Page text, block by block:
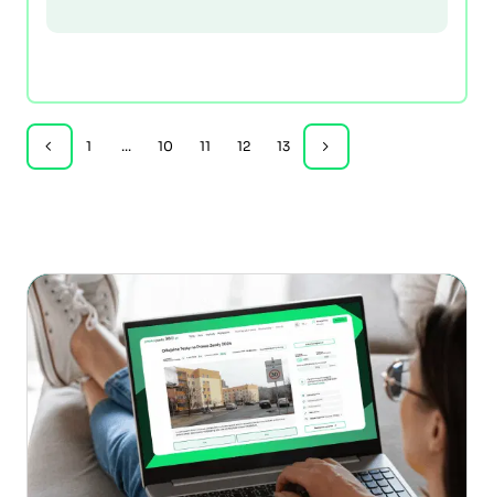
1 ... 10 11 12 13